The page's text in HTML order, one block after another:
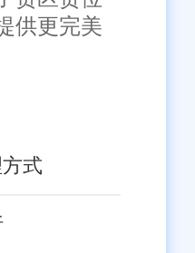
来说，佛山
无疑是一个
内容时自行判断真实性，本网
不负责。本网站发布的部分内
、广告、商标、域名等，除特
归原作者或原出处所有。任何
供更完美
式